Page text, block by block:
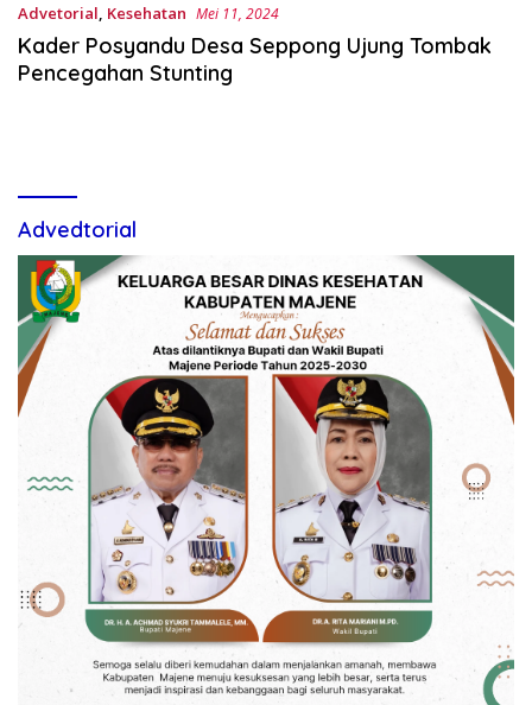
Advetorial, Kesehatan Mei 11, 2024
Kader Posyandu Desa Seppong Ujung Tombak
Pencegahan Stunting
Advedtorial